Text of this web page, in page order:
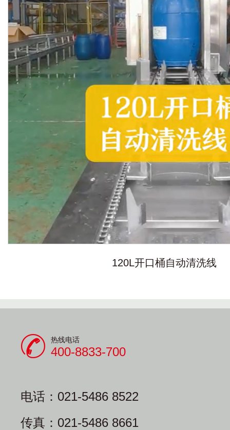
120L开口桶自动清洗线
热线电话
400-8833-700
电话：021-5486 8522
传真：021-5486 8661